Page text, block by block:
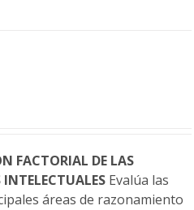
FACTORIAL DE LAS
Evalúa las
áreas de razonamiento